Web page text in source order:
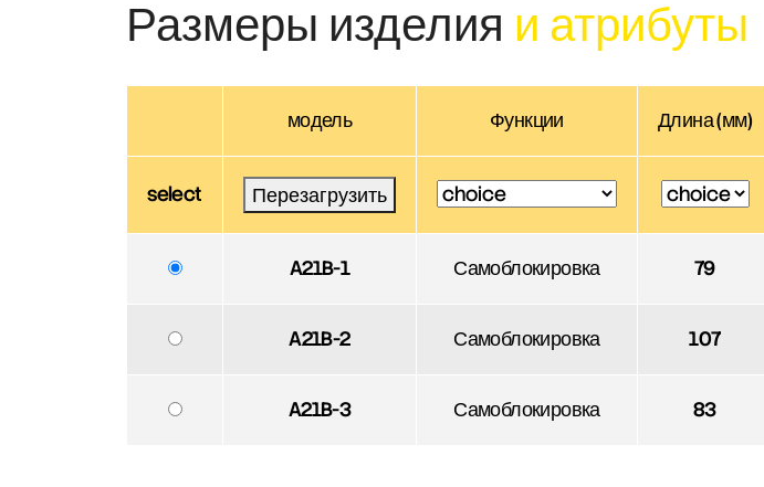
Размеры изделия и атрибуты
модель Функции Длина (мм)
select Перезагрузить
A21B-1 Самоблокировка 79
A21B-2 Самоблокировка 107
A21B-3 Самоблокировка 83